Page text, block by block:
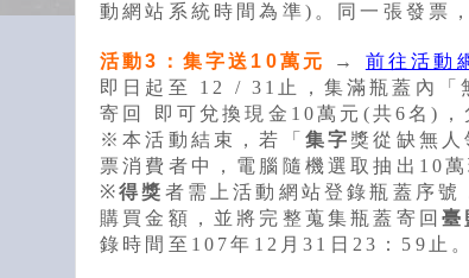
動網站系統時間為準)。同一張發票
活動3： 集字送10萬元 → 前往活動
即日起至 12 / 31止，集滿瓶蓋內
寄回 即可兌換現金10萬元(共6名)，
※本活動結束，若「 集字 獎從缺無
票消費者中，電腦隨機選取抽出10
※得獎 者需上活動網站登錄瓶蓋序
購買金額，並將完整蒐集瓶蓋寄回 臺
錄時間至107年12月31日23：59止